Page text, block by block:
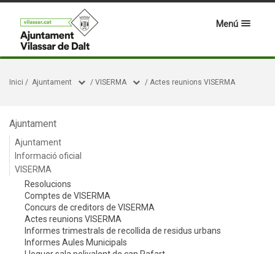
Menú
Inici / Ajuntament / VISERMA / Actes reunions VISERMA
Ajuntament
Ajuntament
Informació oficial
VISERMA
Resolucions
Comptes de VISERMA
Concurs de creditors de VISERMA
Actes reunions VISERMA
Informes trimestrals de recollida de residus urbans
Informes Aules Municipals